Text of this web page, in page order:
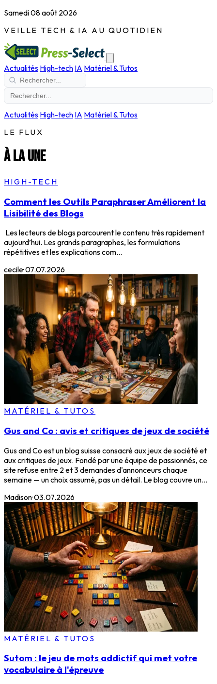
Samedi 08 août 2026
VEILLE TECH & IA AU QUOTIDIEN
Actualités High-tech IA Matériel & Tutos
Actualités High-tech IA Matériel & Tutos
LE FLUX
À la une
HIGH-TECH
Comment les Outils Paraphraser Améliorent la
Lisibilité des Blogs
Les lecteurs de blogs parcourent le contenu très rapidement
aujourd’hui. Les grands paragraphes, les formulations
répétitives et les explications com...
cecile·07.07.2026
MATÉRIEL & TUTOS
Gus and Co : avis et critiques de jeux de société
Gus and Co est un blog suisse consacré aux jeux de société et
aux critiques de jeux. Fondé par une équipe de passionnés, ce
site refuse entre 2 et 3 demandes d'annonceurs chaque
semaine — un choix assumé, pas un détail. Le blog couvre un...
Madison·03.07.2026
MATÉRIEL & TUTOS
Sutom : le jeu de mots addictif qui met votre
vocabulaire à l'épreuve